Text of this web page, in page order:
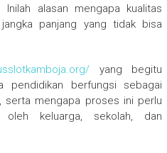
alasan mengapa kualitas
panjang yang tidak bisa
yang begitu
pendidikan berfungsi sebagai
serta mengapa proses ini perlu
oleh keluarga, sekolah, dan